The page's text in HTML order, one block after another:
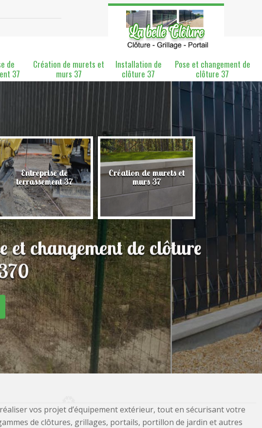
de
37
Création de murets et
murs 37
Installation de
clôture 37
Pose et changement de
clôture 37
Entreprise de
terrassement 37
Création de murets et
murs 37
Installation
37
et changement de clôture
vos projet d’équipement extérieur, tout en sécurisant votre
de clôtures, grillages, portails, portillon de jardin et autres